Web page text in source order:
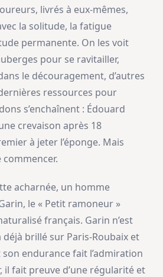
livrés à eux-mêmes,
la solitude, la fatigue
permanente. On les voit
pour se ravitailler,
le découragement, d’autres
ressources pour
s’enchaînent : Édouard
crevaison après 18
à jeter l’éponge. Mais
commencer.
acharnée, un homme
le « Petit ramoneur »
français. Garin n’est
brillé sur Paris-Roubaix et
son endurance fait l’admiration
il fait preuve d’une régularité et